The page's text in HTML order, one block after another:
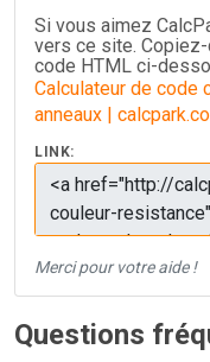
Si vous aimez
vers ce site.
code HTML ci-
Calculateur de code
anneaux |
LINK:
Merci pour votre aide !
Questions